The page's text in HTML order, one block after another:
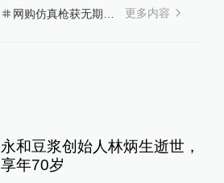
网购仿真枪获无期徒刑
更多内容
永和豆浆创始人林炳生逝世，
享年70岁